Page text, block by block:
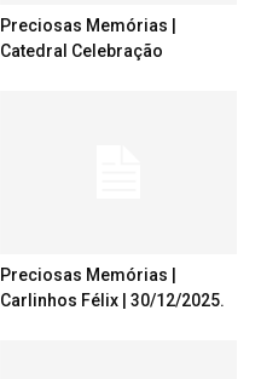
Preciosas Memórias |
Catedral Celebração
Preciosas Memórias |
Carlinhos Félix | 30/12/2025.